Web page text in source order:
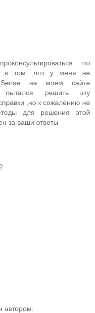
по
в том ,что у меня не
на моем сайте
пытался решить эту
,но к сожалению не
для решения этой
за ваши ответы
автором.